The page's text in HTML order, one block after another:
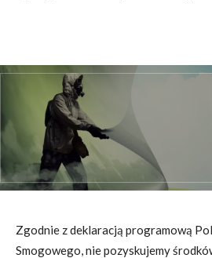
Zgodnie z deklaracją programową
Smogowego, nie pozyskujemy